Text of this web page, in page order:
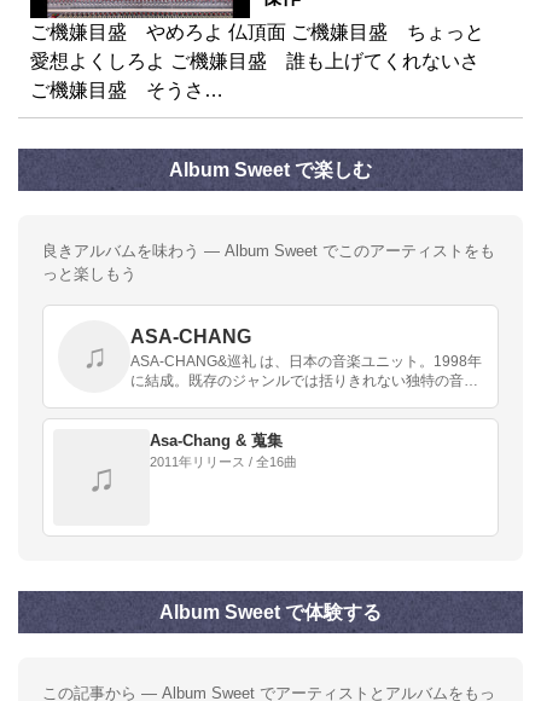
ご機嫌目盛 やめろよ 仏頂面 ご機嫌目盛 ちょっと
愛想よくしろよ ご機嫌目盛 誰も上げてくれないさ
ご機嫌目盛 そうさ…
Album Sweet で楽しむ
良きアルバムを味わう — Album Sweet でこのアーティストをも
っと楽しもう
♫
ASA-CHANG
ASA-CHANG&巡礼 は、日本の音楽ユニット。1998年
に結成。既存のジャンルでは括りきれない独特の音楽
♫
Asa-Chang & 蒐集
2011年リリース / 全16曲
Album Sweet で体験する
この記事から — Album Sweet でアーティストとアルバムをもっ